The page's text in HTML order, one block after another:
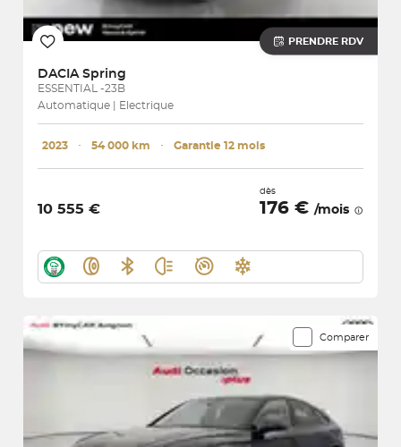
PRENDRE RDV
DACIA Spring
ESSENTIAL -23B
Automatique | Electrique
2023 ･ 54 000 km ･ Garantie 12 mois
10 555 €
dès
176 € /mois
Comparer